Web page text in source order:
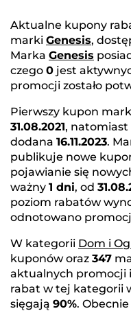
Aktualne kupony
marki Genesis,
Marka Genesis
czego 0 jest
promocji zostało
Pierwszy kupon
31.08.2021, natomiast
dodana 16.11.2023.
publikuje nowe
pojawianie się
ważny 1 dni, od
poziom rabatów
odnotowano
W kategorii Dom i
kuponów oraz 347
aktualnych promocji
rabat w tej kategorii
sięgają 90%.